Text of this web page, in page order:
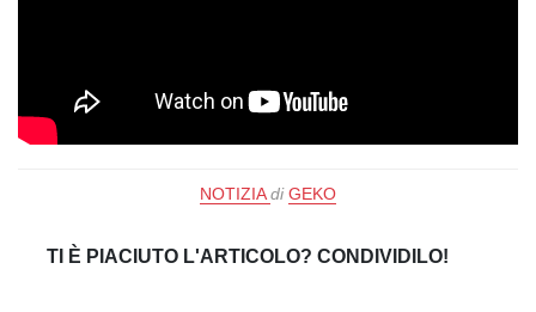
NOTIZIA di GEKO
TI È PIACIUTO L'ARTICOLO? CONDIVIDILO!